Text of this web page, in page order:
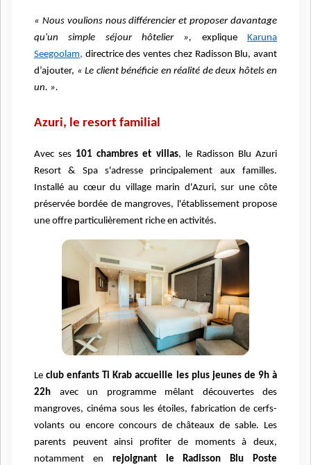
« Nous voulions nous différencier et proposer davantage
qu'un simple séjour hôtelier », expliqueKaruna
Seegoolam, directrice des ventes chez Radisson Blu, avant
d’ajouter, « Le client bénéficie en réalité de deux hôtels en
un. ».
Azuri, le resort familial
Avec ses 101 chambres et villas, le Radisson Blu Azuri
Resort & Spa s'adresse principalement aux familles.
Installé au cœur du village marin d'Azuri, sur une côte
préservée bordée de mangroves, l'établissement propose
une offre particulièrement riche en activités.
Leclub enfants Ti Krab accueille les plus jeunes de 9h à
22h avec un programme mêlant découvertes des
mangroves, cinéma sous les étoiles, fabrication de cerfs-
volants ou encore concours de châteaux de sable. Les
parents peuvent ainsi profiter de moments à deux,
notamment en rejoignant le Radisson Blu Poste